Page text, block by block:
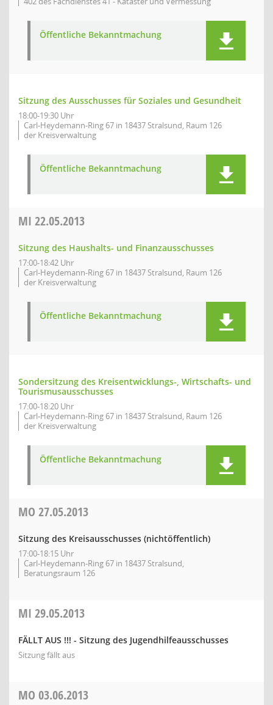
Öffentliche Bekanntmachung
Sitzung des Ausschusses für Soziales und Gesundheit
18:00-19:30 Uhr
Carl-Heydemann-Ring 67 in 18437 Stralsund, Raum 126
der Kreisverwaltung
Öffentliche Bekanntmachung
MI 22.05.2013
Sitzung des Haushalts- und Finanzausschusses
17:00-18:42 Uhr
Carl-Heydemann-Ring 67 in 18437 Stralsund, Raum 126
der Kreisverwaltung
Öffentliche Bekanntmachung
Sondersitzung des Kreisentwicklungs-, Wirtschafts- und
Tourismusausschusses
17:00-18:20 Uhr
Carl-Heydemann-Ring 67 in 18437 Stralsund, Raum 126
der Kreisverwaltung
Öffentliche Bekanntmachung
MO 27.05.2013
Sitzung des Kreisausschusses (nichtöffentlich)
17:00-18:15 Uhr
Carl-Heydemann-Ring 67 in 18437 Stralsund,
Beratungsraum 126
MI 29.05.2013
FÄLLT AUS !!! - Sitzung des Jugendhilfeausschusses
Sitzung fällt aus
MO 03.06.2013